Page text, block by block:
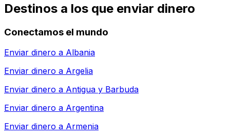
Destinos a los que enviar dinero
Conectamos el mundo
Enviar dinero a Albania
Enviar dinero a Argelia
Enviar dinero a Antigua y Barbuda
Enviar dinero a Argentina
Enviar dinero a Armenia